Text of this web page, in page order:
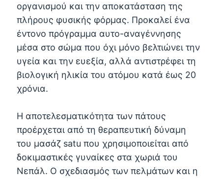
οργανισμού και την αποκατάσταση της
πλήρους φυσικής φόρμας. Προκαλεί ένα
έντονο πρόγραμμα αυτο-αναγέννησης
μέσα στο σώμα που όχι μόνο βελτιώνει την
υγεία και την ευεξία, αλλά αντιστρέφει τη
βιολογική ηλικία του ατόμου κατά έως 20
χρόνια.
Η αποτελεσματικότητα των πάτους
προέρχεται από τη θεραπευτική δύναμη
του μασάζ satu που χρησιμοποιείται από
δοκιμαστικές γυναίκες στα χωριά του
Νεπάλ. Ο σχεδιασμός των πελμάτων και η